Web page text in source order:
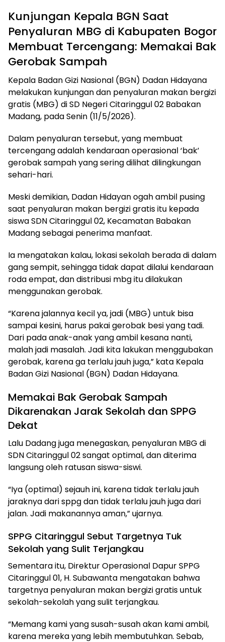
Kunjungan Kepala BGN Saat
Penyaluran MBG di Kabupaten Bogor
Membuat Tercengang: Memakai Bak
Gerobak Sampah
Kepala Badan Gizi Nasional (BGN) Dadan Hidayana
melakukan kunjungan dan penyaluran makan bergizi
gratis (MBG) di SD Negeri Citaringgul 02 Babakan
Madang, pada Senin (11/5/2026).
Dalam penyaluran tersebut, yang membuat
tercengang adalah kendaraan operasional ‘bak’
gerobak sampah yang sering dilihat dilingkungan
sehari-hari.
Meski demikian, Dadan Hidayan ogah ambil pusing
saat penyaluran makan bergizi gratis itu kepada
siswa SDN Citaringgul 02, Kecamatan Babakan
Madang sebagai penerima manfaat.
Ia mengatakan kalau, lokasi sekolah berada di dalam
gang sempit, sehingga tidak dapat dilalui kendaraan
roda empat, dan distribusi mbg itu dilakukan
menggunakan gerobak.
“Karena jalannya kecil ya, jadi (MBG) untuk bisa
sampai kesini, harus pakai gerobak besi yang tadi.
Dari pada anak-anak yang ambil kesana nanti,
malah jadi masalah. Jadi kita lakukan menggubakan
gerobak, karena ga terlalu jauh juga,” kata Kepala
Badan Gizi Nasional (BGN) Dadan Hidayana.
Memakai Bak Gerobak Sampah
Dikarenakan Jarak Sekolah dan SPPG
Dekat
Lalu Dadang juga menegaskan, penyaluran MBG di
SDN Citaringgul 02 sangat optimal, dan diterima
langsung oleh ratusan siswa-siswi.
“Iya (optimal) sejauh ini, karena tidak terlalu jauh
jaraknya dari sppg dan tidak terlalu jauh juga dari
jalan. Jadi makanannya aman,” ujarnya.
SPPG Citaringgul Sebut Targetnya Tuk
Sekolah yang Sulit Terjangkau
Sementara itu, Direktur Operasional Dapur SPPG
Citaringgul 01, H. Subawanta mengatakan bahwa
targetnya penyaluran makan bergizi gratis untuk
sekolah-sekolah yang sulit terjangkau.
“Memang kami yang susah-susah akan kami ambil,
karena mereka yang lebih membutuhkan. Sebab,